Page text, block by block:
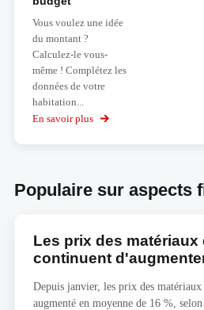
Vous voulez une idée
du montant ?
Calculez-le vous-
même ! Complétez les
données de votre
habitation...
En savoir plus
sur
Populaire sur aspects
Les prix des
continuent
Depuis janvier, les prix des
augmenté en moyenne de 16 %,